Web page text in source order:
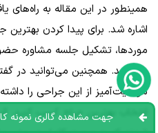
همینطور در این مقاله به راه‌های
اشاره شد. برای پیدا کردن بهترين
موردها، تشکیل جلسه مشاوره
می‌باشد. همچنین می‌توانید در
موفقیت‌آمیز از این جراحی را
انتخاب بهترین جراح کسب کنید.
جهت مشاهده گالری نمونه